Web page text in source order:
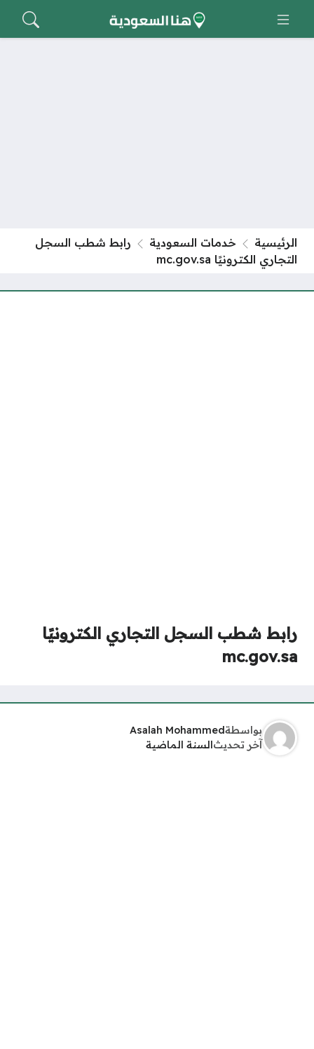
الرئيسية خدمات السعودية
رابط شطب السجل
التجاري الكترونيًا mc.gov.sa
رابط شطب السجل التجاري الكترونيًا
mc.gov.sa
بواسطةAsalah Mohammed
آخر تحديثالسنة الماضية